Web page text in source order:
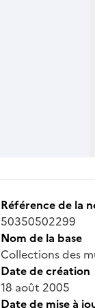
Référence de la
50350502299
Nom de la base
Collections des
Date de création
18 août 2005
Date de mise à